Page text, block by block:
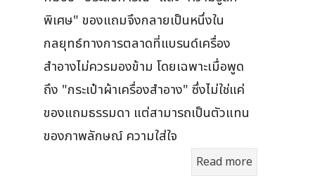
พิเศษ" ของแถมจึงกลายเป็นหนึ่งใน
กลยุทธ์ทางการตลาดที่แบรนด์เครื่อง
สำอางไม่ควรมองข้าม โดยเฉพาะเมื่อพูด
ถึง "กระเป๋าผ้าเครื่องสำอาง" ซึ่งไม่ใช่แค่
ของแถมธรรมดา แต่สามารถเป็นตัวแทน
ของภาพลักษณ์ ความใส่ใจ
Read more